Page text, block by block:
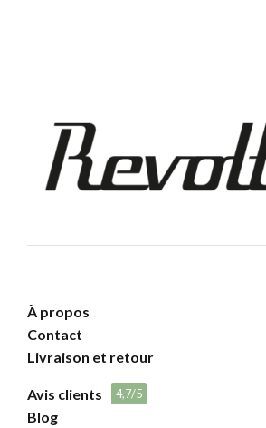
À propos
Contact
Livraison et retour
Avis clients 4,7/5
Blog